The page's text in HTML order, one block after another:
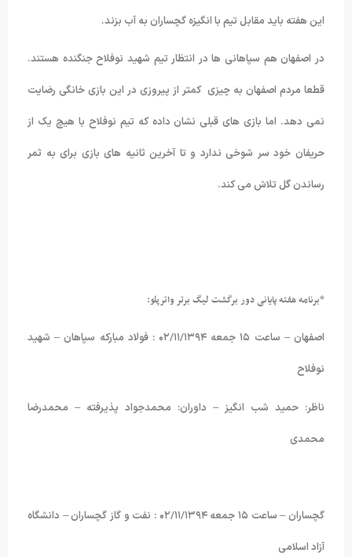
این هفته باید مقابل تیم با انگیزه گچساران به آب بزند.
در اصفهان هم سپاهانی ها در انتظار تیم شهید نوفلاح جنگنده هستند.
قطعا مردم اصفهان به چیزی کمتر از پیروزی در این بازی خانگی رضایت
نمی دهد. اما بازی های قبلی نشان داده که تیم نوفلاح با هیچ یک از
حریفان خود سر شوخی ندارد و تا آخرین ثانیه های بازی برای به ثمر
رساندن گل تلاش می کند.
*برنامه هفته پایانی دور برگشت لیگ برتر واترپلو:
اصفهان – ساعت ۱۵ جمعه ۰۲/۱۱/۱۳۹۴ : فولاد مبارکه سپاهان – شهید
نوفلاح
ناظر: حمید شب انگیز – داوران: محمدجواد پذیرفته – محمدرضا
محمدی
گچساران – ساعت ۱۵ جمعه ۰۲/۱۱/۱۳۹۴ : نفت و گاز گچساران – دانشگاه
آزاد اسلامی